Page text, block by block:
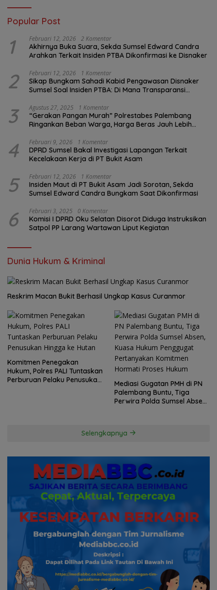
Popular Post
1 Februari 12, 2026 2 Komentar
Akhirnya Buka Suara, Sekda Sumsel Edward Candra
Arahkan Terkait Insiden PTBA Dikonfirmasi ke Disnaker
2 Februari 12, 2026 1 Komentar
Sikap Bungkam Sahadi Kabid Pengawasan Disnaker
Sumsel Soal Insiden PTBA: Di Mana Transparansi
3 Agustus 27, 2025 1 Komentar
“Gerakan Pangan Murah” Polrestabes Palembang
Ringankan Beban Warga, Harga Beras Jauh Lebih
4 Februari 9, 2026 1 Komentar
DPRD Sumsel Bakal Investigasi Lapangan Terkait
Kecelakaan Kerja di PT Bukit Asam
5 Februari 12, 2026 1 Komentar
Insiden Maut di PT Bukit Asam Jadi Sorotan, Sekda
Sumsel Edward Candra Bungkam Saat Dikonfirmasi
6 Februari 3, 2025 0 Komentar
Komisi I DPRD Oku Selatan Disorot Diduga Instruksikan
Satpol PP Larang Wartawan Liput Kegiatan
Dunia Hukum & Kriminal
Reskrim Macan Bukit Berhasil Ungkap Kasus Curanmor
Komitmen Penegakan
Hukum, Polres PALI Tuntaskan
Perburuan Pelaku Penusukan
Mediasi Gugatan PMH di PN
Palembang Buntu, Tiga
Perwira Polda Sumsel Absen,
Selengkapnya